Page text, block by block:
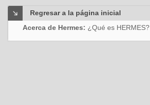
Regresar a la página inicial
Acerca de Hermes: ¿Qué es HERMES?